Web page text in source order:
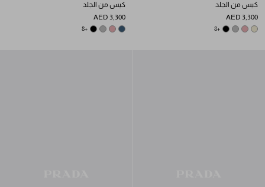
كيس من الجلد
AED 3,300
TRAVERTINE STONE
ROSY BLUSH
DARK GREY
BLACK
+8
كيس من الجلد
AED 3,300
AVIATION BLUE
ROSY BLUSH
DARK GREY
BLACK
+8